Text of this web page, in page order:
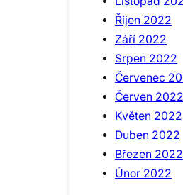
Říjen 2022
Září 2022
Srpen 2022
Červenec
Červen 2022
Květen 2022
Duben 2022
Březen 2022
Únor 2022